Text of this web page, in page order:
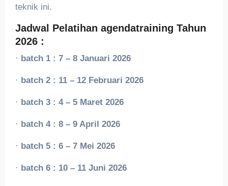
teknik ini.
Jadwal Pelatihan agendatraining Tahun
2026 :
· batch 1 : 7 – 8 Januari 2026
· batch 2 : 11 – 12 Februari 2026
· batch 3 : 4 – 5 Maret 2026
· batch 4 : 8 – 9 April 2026
· batch 5 : 6 – 7 Mei 2026
· batch 6 : 10 – 11 Juni 2026